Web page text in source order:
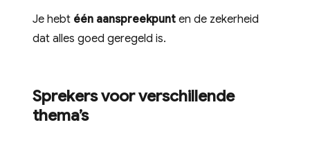
Je hebt één aanspreekpunt en de zekerheid
dat alles goed geregeld is.
Sprekers voor verschillende
thema’s